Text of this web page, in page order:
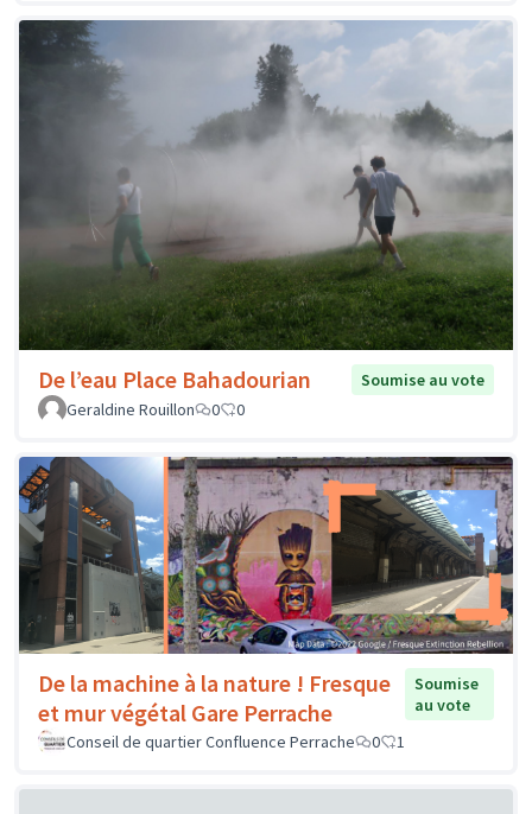
De l’eau Place Bahadourian
Soumise au vote
Geraldine Rouillon
0 0
De la machine à la nature ! Fresque
et mur végétal Gare Perrache
Soumise
au vote
Conseil de quartier Confluence Perrache
0 1